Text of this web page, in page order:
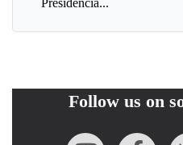
Presidencia...
Follow us on